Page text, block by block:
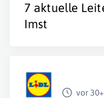
7 aktuelle
Imst
vor